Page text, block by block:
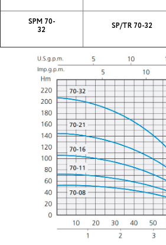
SPM 70-
32
SP/TR 70-32